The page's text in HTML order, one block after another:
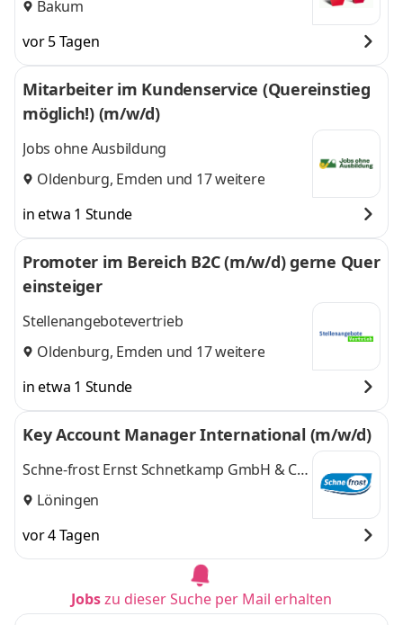
Bakum
vor 5 Tagen
Mitarbeiter im Kundenservice (Quereinstieg
möglich!) (m/w/d)
Jobs ohne Ausbildung
Oldenburg, Emden und 17 weitere
in etwa 1 Stunde
Promoter im Bereich B2C (m/w/d) gerne Quer
einsteiger
Stellenangebotevertrieb
Oldenburg, Emden und 17 weitere
in etwa 1 Stunde
Key Account Manager International (m/w/d)
Schne-frost Ernst Schnetkamp GmbH & Co.
KGLöningen
vor 4 Tagen
Jobszu dieser Suche per Mail erhalten